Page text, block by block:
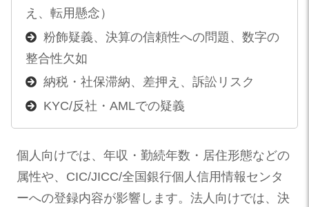
え、転用懸念）
粉飾疑義、決算の信頼性への問題、数字の
整合性欠如
納税・社保滞納、差押え、訴訟リスク
KYC/反社・AMLでの疑義
個人向けでは、年収・勤続年数・居住形態などの
属性や、CIC/JICC/全国銀行個人信用情報センタ
ーへの登録内容が影響します。法人向けでは、決